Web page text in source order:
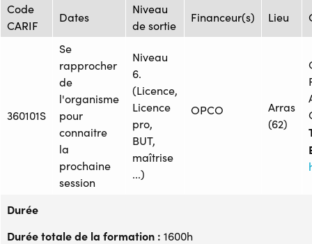
Code
CARIF
Dates
Niveau
de sortie
Financeur(s) Lieu
360101S
Se
rapprocher
de
l'organisme
pour
connaitre
la
prochaine
session
Niveau
6.
(Licence,
Licence
pro,
BUT,
maîtrise
...)
OPCO
Arras
(62)
Durée
Durée totale de la formation : 1600h